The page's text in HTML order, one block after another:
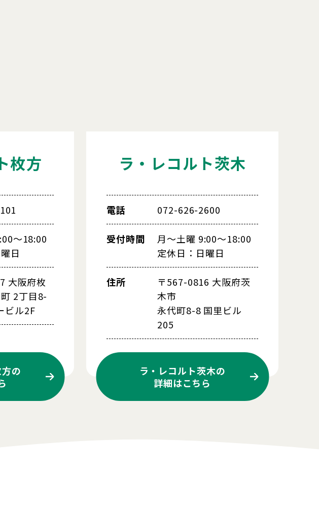
枚方
～18:00
日
大阪府枚
2丁目8-
ビル2F
の
ラ・レコルト茨木
電話 072-626-2600
受付時間
月～土曜 9:00～18:00
定休日：日曜日
住所
〒567-0816 大阪府茨
木市
永代町8-8 国里ビル
205
ラ・レコルト茨木の
詳細はこちら